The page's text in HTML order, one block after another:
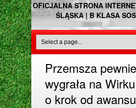
OFICJALNA STRONA
ŚLĄSKA | B KLASA
Przemsza pewnie
wygrała na
o krok od